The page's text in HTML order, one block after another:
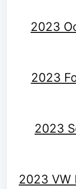
2023
2023
2023
2023 VW